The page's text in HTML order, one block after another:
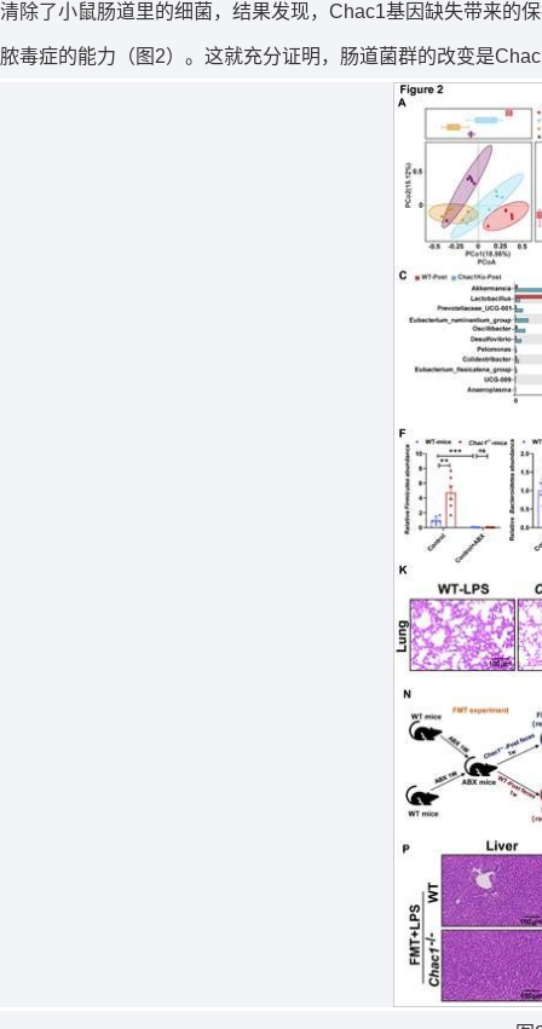
清除了小鼠肠道里的细菌，结果发现， Chac1基因缺失带来的
脓毒症的能力（图2）。这就充分证明，肠道菌群的改变是